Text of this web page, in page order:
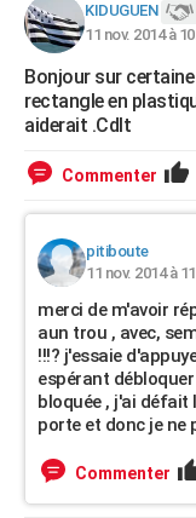
Dictionnaire
Biographies
Citations
Expressions
Proverbes
PROGRAMME TV
COPAINS D'AVANT
S'inscrire
Se connecter
Lycées
Collèges
Primaires
Universités
Entreprises
Service militaire
Avis de recherche
AVIS DE DÉCÈS
FORUM
KIDUGUEN
11 nov. 2014 à
Bonjour sur
rectangle en
aiderait .Cdlt
Commenter
pitiboute
11 nov. 2014 à
merci de m'avoir
aun trou , avec,
!!!? j'essaie
espérant
bloquée , j'ai défait
porte et donc je ne
Commenter